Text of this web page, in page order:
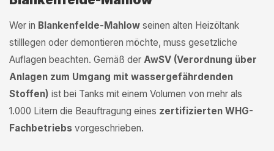
Wer in Blankenfelde-Mahlow seinen alten Heizöltank
stilllegen oder demontieren möchte, muss gesetzliche
Auflagen beachten. Gemäß der AwSV (Verordnung über
Anlagen zum Umgang mit wassergefährdenden
Stoffen) ist bei Tanks mit einem Volumen von mehr als
1.000 Litern die Beauftragung eines zertifizierten WHG-
Fachbetriebs vorgeschrieben.